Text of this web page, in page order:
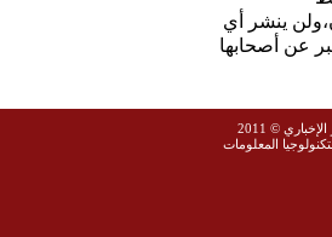
ينشر أي
عن أصحابها
© 2011
المعلومات